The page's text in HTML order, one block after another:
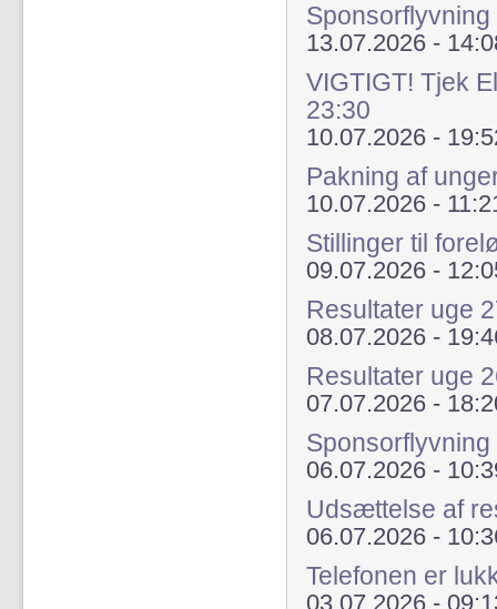
13.07.2026 -
VIGTIGT! Tjek
23:30
10.07.2026 -
Pakning af
10.07.2026 -
Stillinger til
09.07.2026 -
Resultater uge
08.07.2026 -
Resultater uge
07.07.2026 -
06.07.2026 -
Udsættelse af
06.07.2026 -
Telefonen er
03.07.2026 -